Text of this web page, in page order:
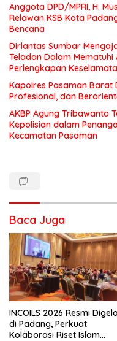
Anggota DPD/MPRI, H.
Relawan KSB Kota
Bencana
Dirlantas Sumbar
Teladan Dalam
Perlengkapan
Kapolres Pasaman
Profesional, dan
AKBP Agung Tribawanto
Kepolisian dalam
Kecamatan Pasaman
Baca Juga
INCOILS 2026 Resmi
di Padang, Perkuat
Kolaborasi Riset Islam